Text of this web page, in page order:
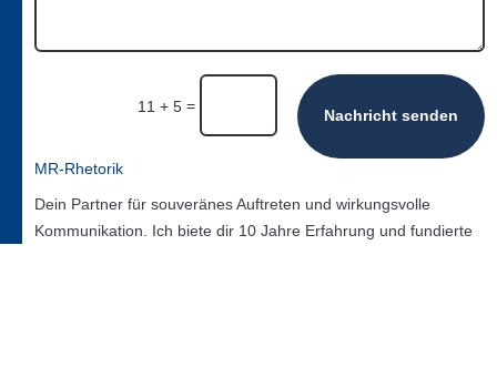
11 + 5 =
Nachricht senden
MR-Rhetorik
Dein Partner für souveränes Auftreten und wirkungsvolle
Kommunikation. Ich biete dir 10 Jahre Erfahrung und fundierte